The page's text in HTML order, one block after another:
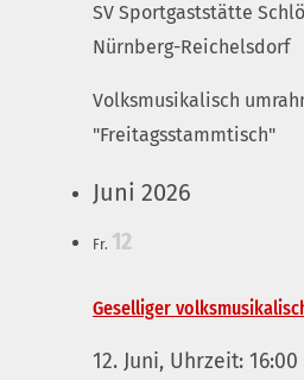
SV Sportgaststätte
Nürnberg-Reichelsdorf
Volksmusikalisch
"Freitagsstammtisch"
Juni 2026
Fr. 12
Geselliger
12. Juni, Uhrzeit: 16:00